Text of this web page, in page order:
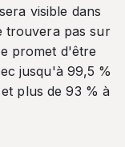
visible dans
trouvera pas sur
promet d'être
jusqu'à 99,5 %
plus de 93 % à